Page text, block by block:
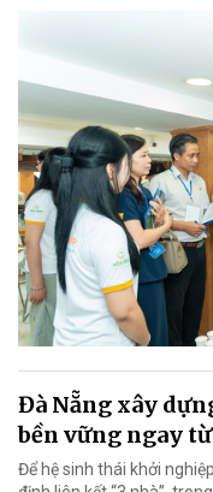
Đà Nẵng xây
bền vững ngay từ
Để hệ sinh thái khởi